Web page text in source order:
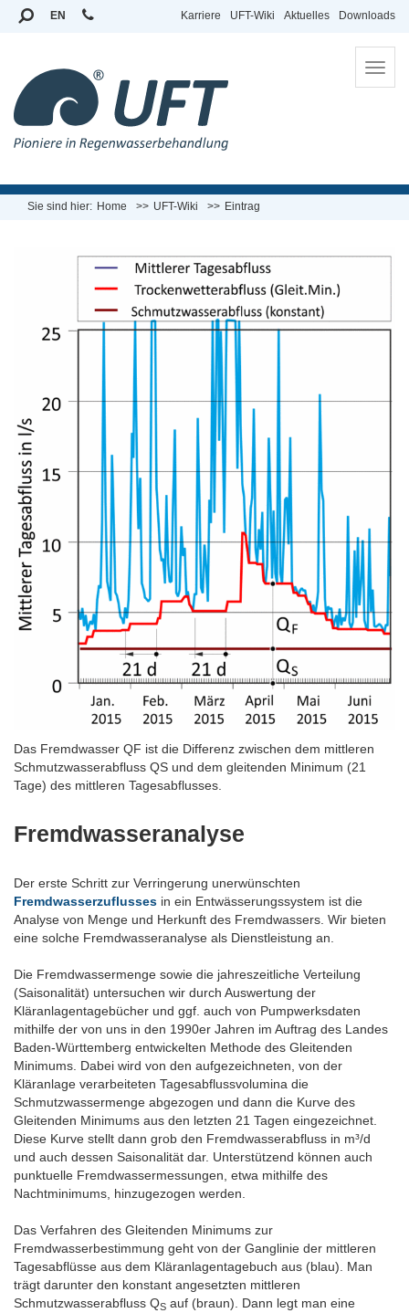
Karriere UFT-Wiki Aktuelles Downloads
EN
Sie sind hier: Home UFT-Wiki Eintrag
Das Fremdwasser QF ist die Differenz zwischen dem mittleren
Schmutzwasserabfluss QS und dem gleitenden Minimum (21
Tage) des mittleren Tagesabflusses.
Fremdwasseranalyse
Der erste Schritt zur Verringerung unerwünschten
Fremdwasserzuflusses in ein Entwässerungssystem ist die
Analyse von Menge und Herkunft des Fremdwassers. Wir bieten
eine solche Fremdwasseranalyse als Dienstleistung an.
Die Fremdwassermenge sowie die jahreszeitliche Verteilung
(Saisonalität) untersuchen wir durch Auswertung der
Kläranlagentagebücher und ggf. auch von Pumpwerksdaten
mithilfe der von uns in den 1990er Jahren im Auftrag des Landes
Baden-Württemberg entwickelten Methode des Gleitenden
Minimums. Dabei wird von den aufgezeichneten, von der
Kläranlage verarbeiteten Tagesabflussvolumina die
Schmutzwassermenge abgezogen und dann die Kurve des
Gleitenden Minimums aus den letzten 21 Tagen eingezeichnet.
Diese Kurve stellt dann grob den Fremdwasserabfluss in m³/d
und auch dessen Saisonalität dar. Unterstützend können auch
punktuelle Fremdwassermessungen, etwa mithilfe des
Nachtminimums, hinzugezogen werden.
Das Verfahren des Gleitenden Minimums zur
Fremdwasserbestimmung geht von der Ganglinie der mittleren
Tagesabflüsse aus dem Kläranlagentagebuch aus (blau). Man
trägt darunter den konstant angesetzten mittleren
Schmutzwasserabfluss QS auf (braun). Dann legt man eine